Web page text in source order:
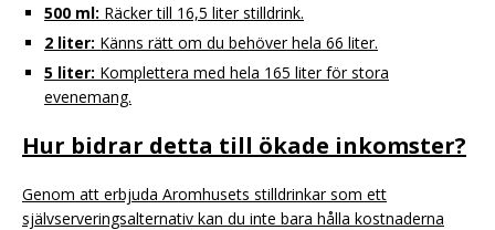
500 ml: Räcker till 16,5 liter stilldrink.
2 liter: Känns rätt om du behöver hela 66 liter.
5 liter: Komplettera med hela 165 liter för stora
evenemang.
Hur bidrar detta till ökade inkomster?
Genom att erbjuda Aromhusets stilldrinkar som ett
självserveringsalternativ kan du inte bara hålla kostnaderna